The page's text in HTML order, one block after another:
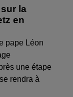
la
en
pape Léon
une étape
rendra à